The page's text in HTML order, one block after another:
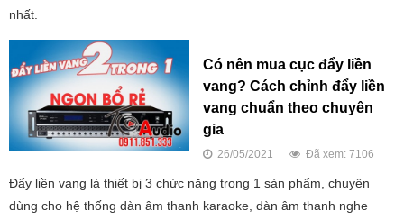
nhất.
Có nên mua cục đẩy liền
vang? Cách chỉnh đẩy liền
vang chuẩn theo chuyên
gia
26/05/2021 Đã xem: 7106
Đẩy liền vang là thiết bị 3 chức năng trong 1 sản phẩm, chuyên
dùng cho hệ thống dàn âm thanh karaoke, dàn âm thanh nghe